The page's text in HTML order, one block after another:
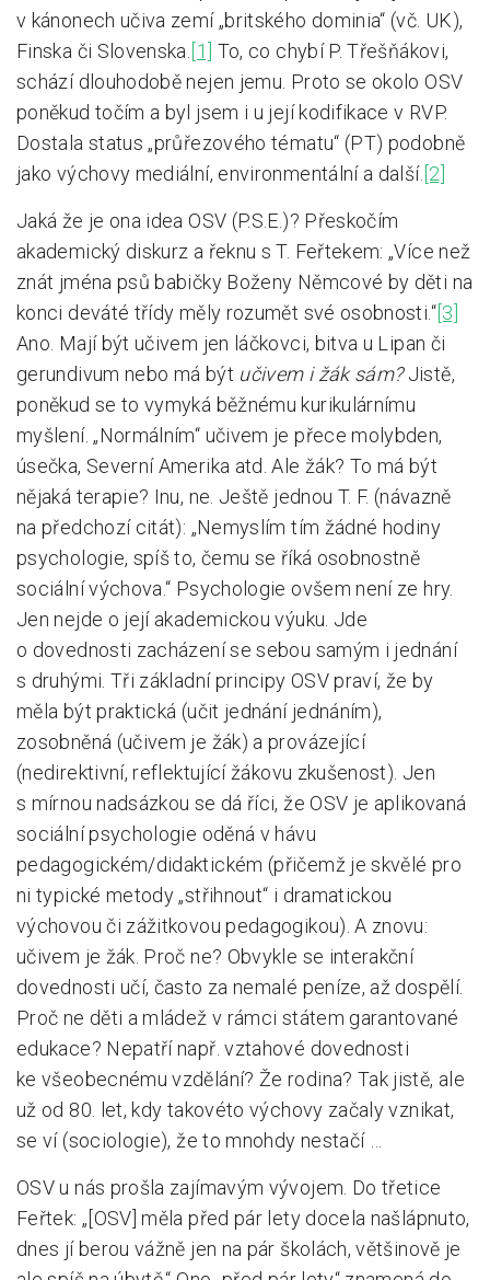
v kánonech učiva zemí „britského dominia“ (vč. UK),
Finska či Slovenska. [1] To, co chybí P. Třešňákovi,
schází dlouhodobě nejen jemu. Proto se okolo OSV
poněkud točím a byl jsem i u její kodifikace v RVP.
Dostala status „průřezového tématu“ (PT) podobně
jako výchovy mediální, environmentální a další. [2]
Jaká že je ona idea OSV (P.S.E.)? Přeskočím
akademický diskurz a řeknu s T. Feřtekem: „Více než
znát jména psů babičky Boženy Němcové by děti na
konci deváté třídy měly rozumět své osobnosti.“[3]
Ano. Mají být učivem jen láčkovci, bitva u Lipan či
gerundivum nebo má být učivem i žák sám?Jistě,
poněkud se to vymyká běžnému kurikulárnímu
myšlení. „Normálním“ učivem je přece molybden,
úsečka, Severní Amerika atd. Ale žák? To má být
nějaká terapie? Inu, ne. Ještě jednou T. F. (návazně
na předchozí citát): „Nemyslím tím žádné hodiny
psychologie, spíš to, čemu se říká osobnostně
sociální výchova.“ Psychologie ovšem není ze hry.
Jen nejde o její akademickou výuku. Jde
o dovednosti zacházení se sebou samým i jednání
s druhými. Tři základní principy OSV praví, že by
měla být praktická (učit jednání jednáním),
zosobněná (učivem je žák) a provázející
(nedirektivní, reflektující žákovu zkušenost). Jen
s mírnou nadsázkou se dá říci, že OSV je aplikovaná
sociální psychologie oděná v hávu
pedagogickém/didaktickém (přičemž je skvělé pro
ni typické metody „střihnout“ i dramatickou
výchovou či zážitkovou pedagogikou). A znovu:
učivem je žák. Proč ne? Obvykle se interakční
dovednosti učí, často za nemalé peníze, až dospělí.
Proč ne děti a mládež v rámci státem garantované
edukace? Nepatří např. vztahové dovednosti
ke všeobecnému vzdělání? Že rodina? Tak jistě, ale
už od 80. let, kdy takovéto výchovy začaly vznikat,
se ví (sociologie), že to mnohdy nestačí …
OSV u nás prošla zajímavým vývojem. Do třetice
Feřtek: „[OSV] měla před pár lety docela našlápnuto,
dnes jí berou vážně jen na pár školách, většinově je